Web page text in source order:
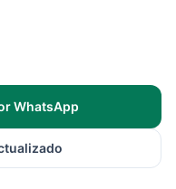
WhatsApp